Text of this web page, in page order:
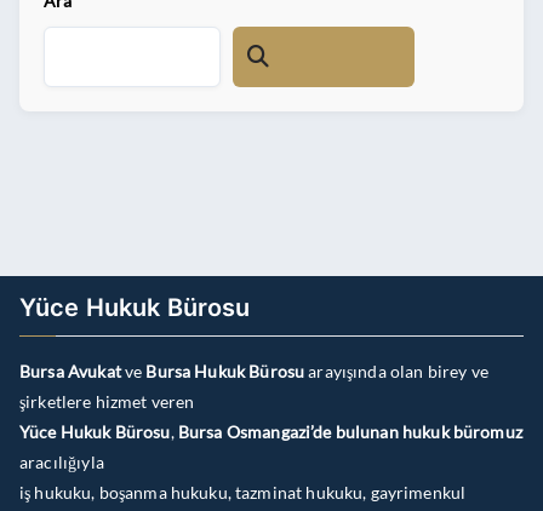
Yüce Hukuk Bürosu
Bursa Avukatve Bursa Hukuk Bürosuarayışında olan birey ve
şirketlere hizmet veren
Yüce Hukuk Bürosu, Bursa Osmangazi’de bulunan hukuk büromuz
aracılığıyla
iş hukuku, boşanma hukuku, tazminat hukuku, gayrimenkul